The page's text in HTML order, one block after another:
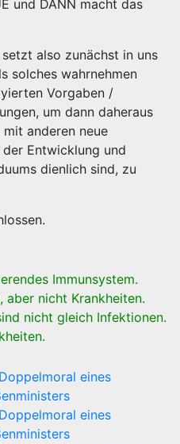
und DANN macht das
also zunächst in uns
solches wahrnehmen
Vorgaben /
um dann daheraus
anderen neue
Entwicklung und
dienlich sind, zu
Immunsystem.
aber nicht Krankheiten.
nicht gleich Infektionen.
eines
eines